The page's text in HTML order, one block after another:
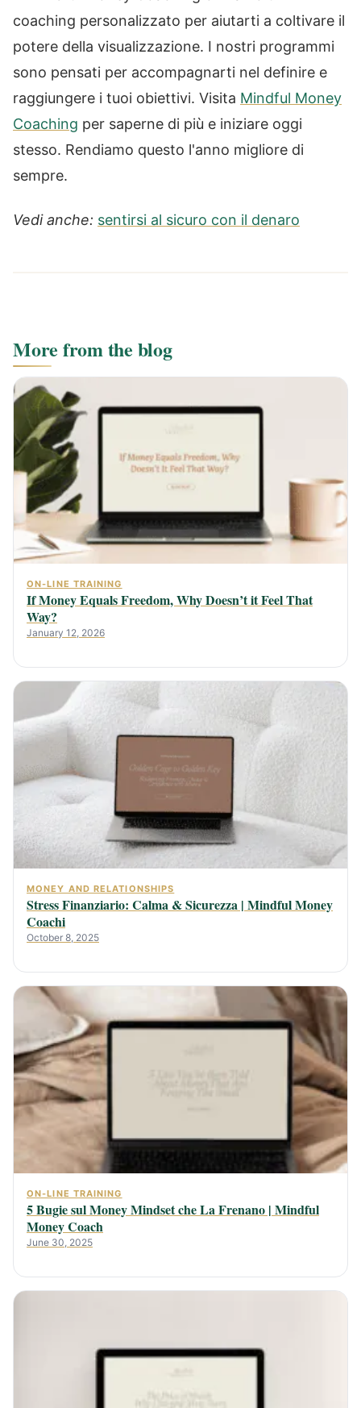
coaching personalizzato per aiutarti a coltivare il
potere della visualizzazione. I nostri programmi
sono pensati per accompagnarti nel definire e
raggiungere i tuoi obiettivi. Visita Mindful Money
Coaching per saperne di più e iniziare oggi
stesso. Rendiamo questo l'anno migliore di
sempre.
Vedi anche: sentirsi al sicuro con il denaro
More from the blog
ON-LINE TRAINING
If Money Equals Freedom, Why Doesn’t it Feel That
Way?
January 12, 2026
MONEY AND RELATIONSHIPS
Stress Finanziario: Calma & Sicurezza | Mindful Money
Coachi
October 8, 2025
ON-LINE TRAINING
5 Bugie sul Money Mindset che La Frenano | Mindful
Money Coach
June 30, 2025